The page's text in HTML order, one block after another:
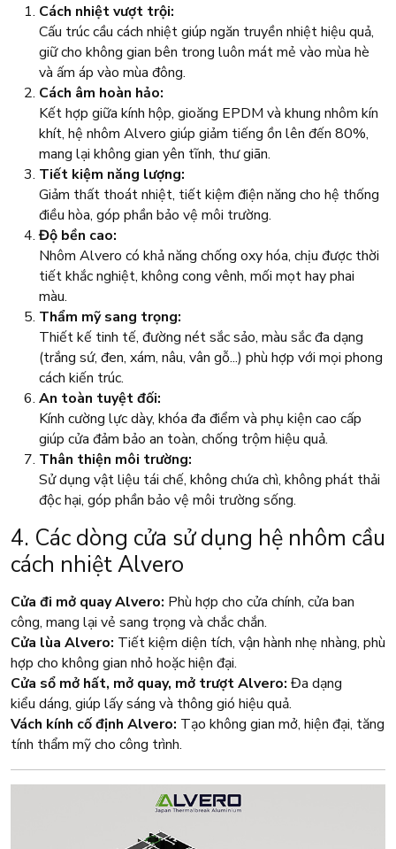
Cách nhiệt vượt trội:
Cấu trúc cầu cách nhiệt giúp ngăn truyền nhiệt hiệu quả,
giữ cho không gian bên trong luôn mát mẻ vào mùa hè
và ấm áp vào mùa đông.
Cách âm hoàn hảo:
Kết hợp giữa kính hộp, gioăng EPDM và khung nhôm kín
khít, hệ nhôm Alvero giúp giảm tiếng ồn lên đến 80%,
mang lại không gian yên tĩnh, thư giãn.
Tiết kiệm năng lượng:
Giảm thất thoát nhiệt, tiết kiệm điện năng cho hệ thống
điều hòa, góp phần bảo vệ môi trường.
Độ bền cao:
Nhôm Alvero có khả năng chống oxy hóa, chịu được thời
tiết khắc nghiệt, không cong vênh, mối mọt hay phai
màu.
Thẩm mỹ sang trọng:
Thiết kế tinh tế, đường nét sắc sảo, màu sắc đa dạng
(trắng sứ, đen, xám, nâu, vân gỗ...) phù hợp với mọi phong
cách kiến trúc.
An toàn tuyệt đối:
Kính cường lực dày, khóa đa điểm và phụ kiện cao cấp
giúp cửa đảm bảo an toàn, chống trộm hiệu quả.
Thân thiện môi trường:
Sử dụng vật liệu tái chế, không chứa chì, không phát thải
độc hại, góp phần bảo vệ môi trường sống.
4. Các dòng cửa sử dụng hệ nhôm cầu
cách nhiệt Alvero
Cửa đi mở quay Alvero: Phù hợp cho cửa chính, cửa ban
công, mang lại vẻ sang trọng và chắc chắn.
Cửa lùa Alvero: Tiết kiệm diện tích, vận hành nhẹ nhàng, phù
hợp cho không gian nhỏ hoặc hiện đại.
Cửa sổ mở hất, mở quay, mở trượt Alvero: Đa dạng
kiểu dáng, giúp lấy sáng và thông gió hiệu quả.
Vách kính cố định Alvero: Tạo không gian mở, hiện đại, tăng
tính thẩm mỹ cho công trình.